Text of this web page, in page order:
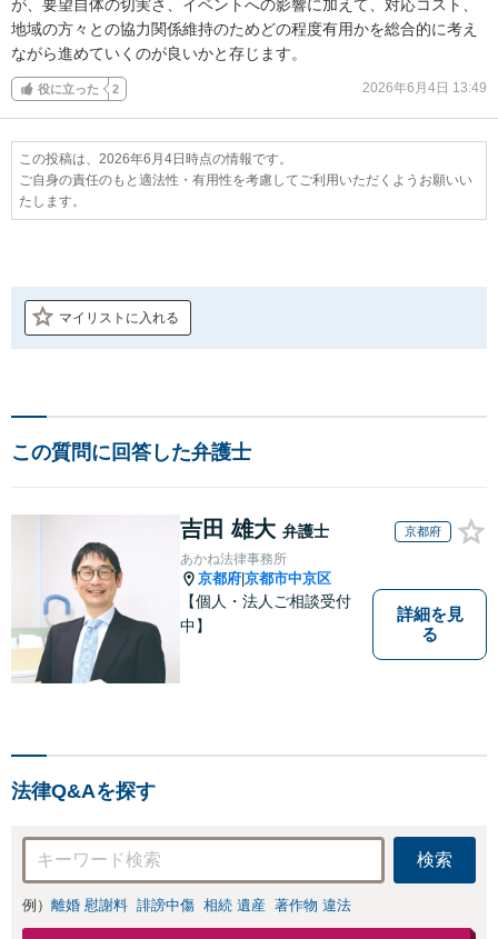
が、要望自体の切実さ、イベントへの影響に加えて、対応コスト、
地域の方々との協力関係維持のためどの程度有用かを総合的に考え
ながら進めていくのが良いかと存じます。
役に立った 2 2026年6月4日 13:49
この投稿は、2026年6月4日時点の情報です。
ご自身の責任のもと適法性・有用性を考慮してご利用いただくようお願いい
たします。
マイリストに入れる
この質問に回答した弁護士
吉田 雄大 弁護士 京都府
あかね法律事務所
京都府 京都市中京区
【個人・法人ご相談受付
中】
詳細を見
る
法律Q&Aを探す
検索
例） 離婚 慰謝料 誹謗中傷 相続 遺産 著作物 違法